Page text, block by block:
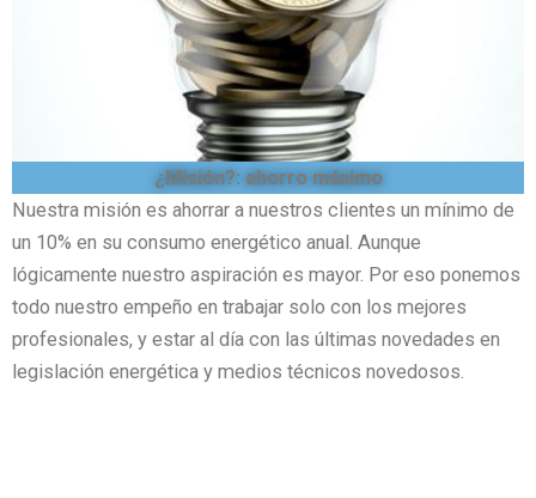
¿Misión?: ahorro máximo
Nuestra misión es ahorrar a nuestros clientes un mínimo de
un 10% en su consumo energético anual. Aunque
lógicamente nuestro aspiración es mayor. Por eso ponemos
todo nuestro empeño en trabajar solo con los mejores
profesionales, y estar al día con las últimas novedades en
legislación energética y medios técnicos novedosos.